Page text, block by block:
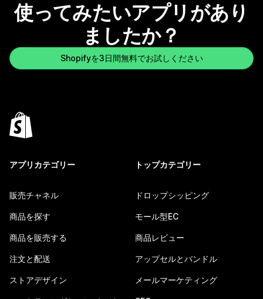
使ってみたいアプリがあり
ましたか？
Shopifyを3日間無料でお試しください
アプリカテゴリー
販売チャネル
商品を探す
商品を販売する
注文と配送
ストアデザイン
トップカテゴリー
ドロップシッピング
モール型EC
商品レビュー
アップセルとバンドル
メールマーケティング